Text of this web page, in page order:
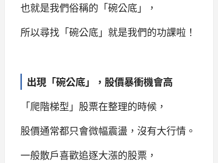
也就是我們俗稱的「碗公底」，
所以尋找「碗公底」就是我們的功課啦！
出現「碗公底」，股價暴衝機會高
「爬階梯型」股票在整理的時候，
股價通常都只會微幅震盪，沒有大行情。
一般散戶喜歡追逐大漲的股票，